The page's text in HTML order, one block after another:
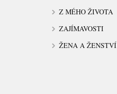
Z MÉHO ŽIVOTA
ZAJÍMAVOSTI
ŽENA A ŽENSTVÍ